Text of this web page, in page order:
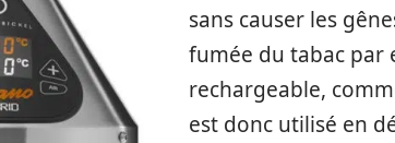
sans causer les
fumée du tabac par
rechargeable,
est donc utilisé en